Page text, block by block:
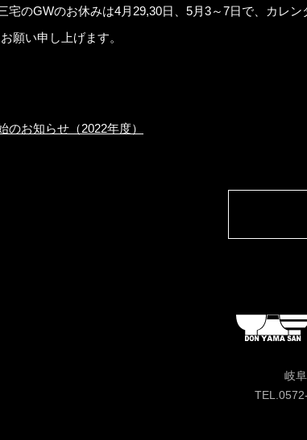
宅のGWのお休みは4月29,30日、5月3～7日で、カレン
願い申し上げます。
のお知らせ（2022年度）
岐
TEL.